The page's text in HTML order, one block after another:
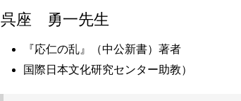
呉座 勇一先生
『応仁の乱』（中公新書）著者
国際日本文化研究センター助教）